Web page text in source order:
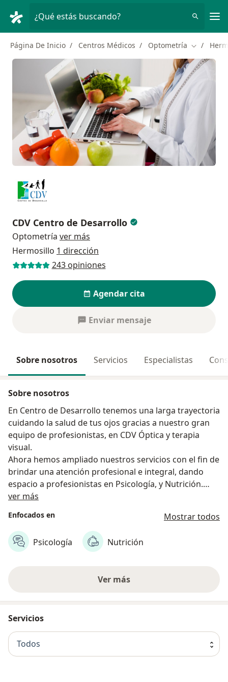
¿Qué estás buscando?
Página De Inicio Centros Médicos Optometría Cambiar
CDV Centro de Desarrollo
Optometría ver más
Hermosillo 1 dirección
243 opiniones
Agendar cita
Enviar mensaje
Sobre nosotros Servicios Especialistas
Sobre nosotros
En Centro de Desarrollo tenemos una larga trayectoria
cuidando la salud de tus ojos gracias a nuestro gran
equipo de profesionistas, en CDV Óptica y terapia
visual.
Ahora hemos ampliado nuestros servicios con el fin de
brindar una atención profesional e integral, dando
espacio a profesionistas en Psicología, y Nutrición.
Además de que muy pronto encontrarás los servicios
ver más
Enfocados en Mostrar todos
Psicología Nutrición
Ver más
Servicios
Todos